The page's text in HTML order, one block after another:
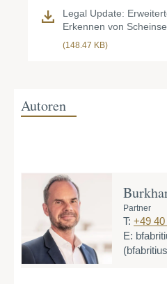
Legal Update:
Erkennen von
(148.47 KB)
Autoren
Partner
T: +49
E: